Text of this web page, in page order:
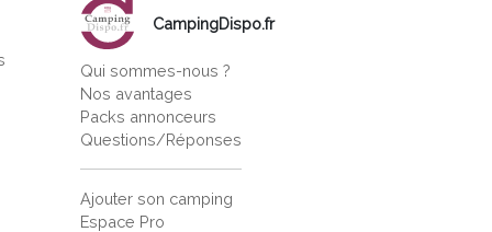
CampingDispo.fr
Qui sommes-nous ?
Nos avantages
Packs annonceurs
Questions/Réponses
Ajouter son camping
Espace Pro